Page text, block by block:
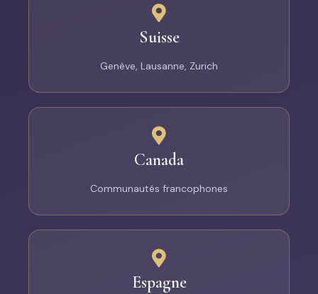
Suisse
Genève, Lausanne, Zurich
Canada
Communautés francophones
Espagne